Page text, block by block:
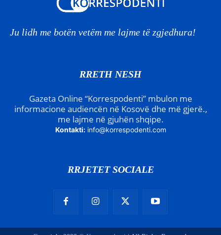
Ju lidh me botën vetëm me lajme të zgjedhura!
RRETH NESH
Gazeta Online “Korrespodenti” mbulon me
informacione audiencën në Kosovë dhe më gjerë.,
me lajme në gjuhën shqipe.
Kontakti: info@korrespodenti.com
RRJETET SOCIALE